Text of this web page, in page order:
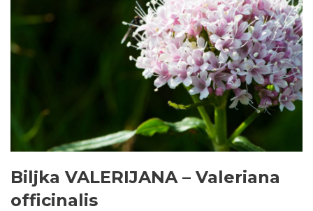
Biljka VALERIJANA – Valeriana
officinalis